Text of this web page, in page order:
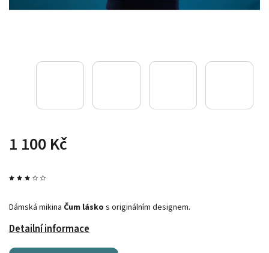
1 100 Kč
Dámská mikina Čum lásko s originálním designem.
Detailní informace